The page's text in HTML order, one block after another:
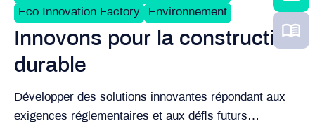
Eco Innovation Factory
Environnement
Innovons pour la construction
durable
Développer des solutions innovantes répondant aux
exigences réglementaires et aux défis futurs…